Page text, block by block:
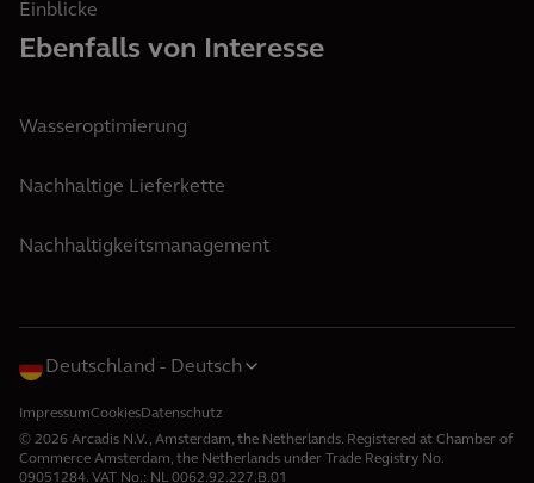
Einblicke
Ebenfalls von Interesse
Wasseroptimierung
Nachhaltige Lieferkette
Nachhaltigkeitsmanagement
© 2026 Arcadis N.V., Amsterdam, the Netherlands. Registered at Chamber of
Commerce Amsterdam, the Netherlands under Trade Registry No.
09051284. VAT No.: NL 0062.92.227.B.01
ImpressumCookiesDatenschutz
Deutschland Deutsch